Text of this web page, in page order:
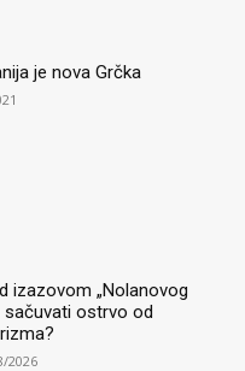
je nova Grčka
izazovom „Nolanovog
sačuvati ostrvo od
2026